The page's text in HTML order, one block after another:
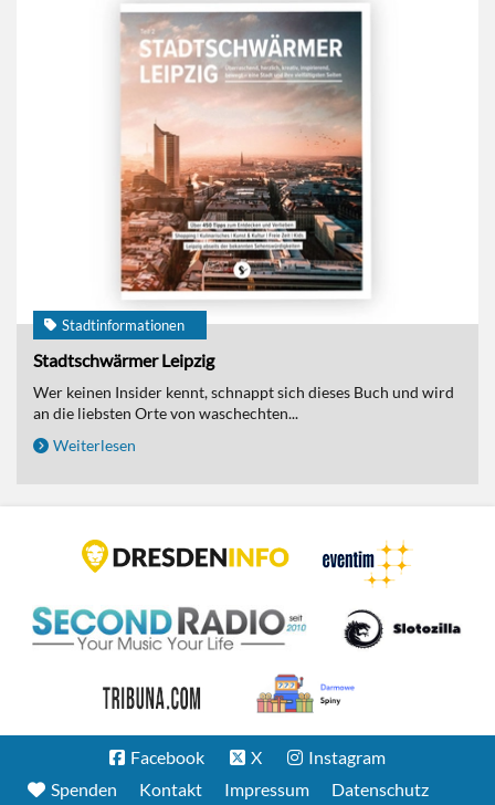
Stadtinformationen
Stadtschwärmer Leipzig
Wer keinen Insider kennt, schnappt sich dieses Buch und wird
an die liebsten Orte von waschechten...
Weiterlesen
Facebook X
Instagram
Spenden
Kontakt Impressum
Datenschutz